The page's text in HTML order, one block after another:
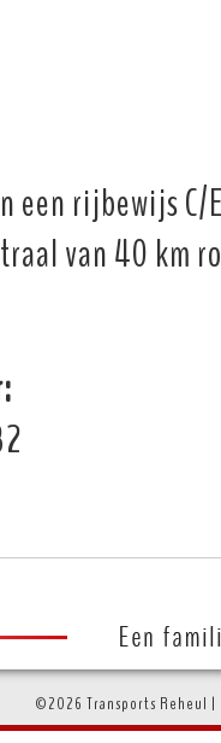
een rijbewijs C/
van 40 km
©2026 Transports Reheul |